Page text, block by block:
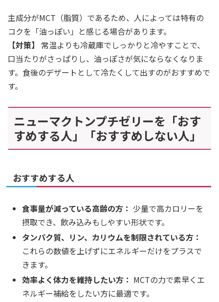
主成分がMCT（脂質）であるため、人によっては特有の
コクを「油っぽい」と感じる場合があります。
【対策】
常温よりも冷蔵庫でしっかりと冷やすことで、
口当たりがさっぱりし、油っぽさが気にならなくなりま
す。食後のデザートとして冷たくして出すのがおすすめで
す。
ニューマクトンプチゼリーを「おす
すめする人」「おすすめしない人」
おすすめする人
食事量が減っている高齢の方： 少量で高カロリーを
摂取でき、飲み込みもしやすい形状です。
タンパク質、リン、カリウムを制限されている方：
これらの数値を上げずにエネルギーだけをプラスで
きます。
効率よく体力を維持したい方： MCTの力で素早くエ
ネルギー補給をしたい方に最適です。